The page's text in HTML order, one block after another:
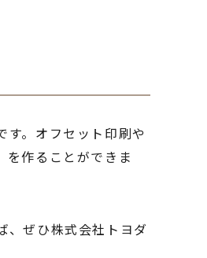
。オフセット印刷や
作ることができま
、ぜひ株式会社トヨダ